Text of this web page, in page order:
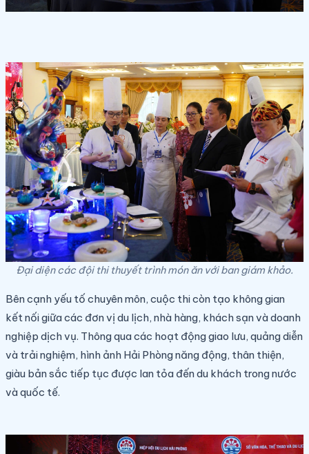
Đại diện các đội thi thuyết trình món ăn với ban giám khảo.
Bên cạnh yếu tố chuyên môn, cuộc thi còn tạo không gian
kết nối giữa các đơn vị du lịch, nhà hàng, khách sạn và doanh
nghiệp dịch vụ. Thông qua các hoạt động giao lưu, quảng diễn
và trải nghiệm, hình ảnh Hải Phòng năng động, thân thiện,
giàu bản sắc tiếp tục được lan tỏa đến du khách trong nước
và quốc tế.